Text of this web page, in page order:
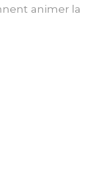
animer la